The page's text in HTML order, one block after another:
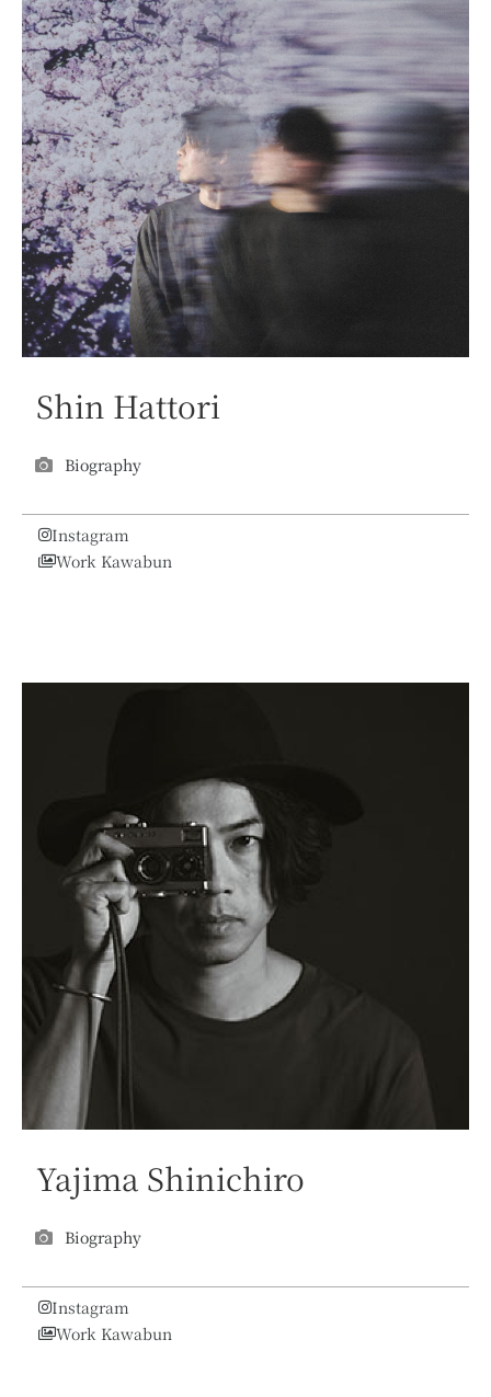
Shin Hattori
Biography
Instagram
Work Kawabun
Yajima Shinichiro
Biography
Instagram
Work Kawabun